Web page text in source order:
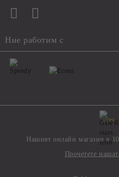
Ние работим с
GDPR
Нашият онлайн магазин е
Прочетете